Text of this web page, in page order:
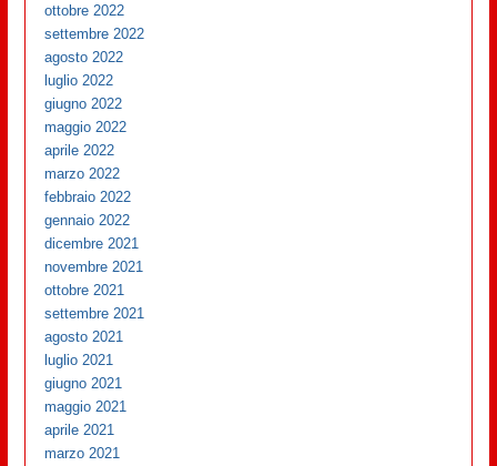
ottobre 2022
settembre 2022
agosto 2022
luglio 2022
giugno 2022
maggio 2022
aprile 2022
marzo 2022
febbraio 2022
gennaio 2022
dicembre 2021
novembre 2021
ottobre 2021
settembre 2021
agosto 2021
luglio 2021
giugno 2021
maggio 2021
aprile 2021
marzo 2021